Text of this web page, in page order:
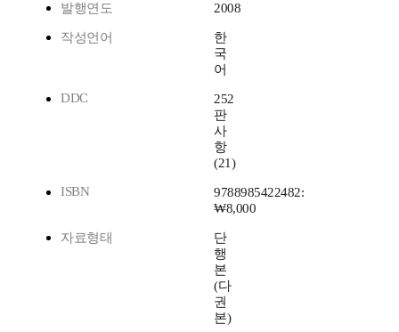
발행연도 2008
작성언어
한
국
어
DDC
252
판
사
항
(21)
ISBN
9788985422482:
₩8,000
자료형태
단
행
본
(다
권
본)